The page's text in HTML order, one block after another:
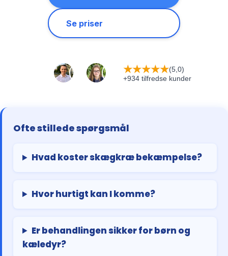
Se priser
★★★★★(5,0)
+934 tilfredse kunder
Ofte stillede spørgsmål
Hvad koster skægkræ bekæmpelse?
Hvor hurtigt kan I komme?
Er behandlingen sikker for børn og
kæledyr?